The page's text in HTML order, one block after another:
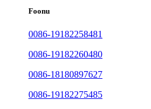
Foonu
0086-19182258481
0086-19182260480
0086-18180897627
0086-19182275485